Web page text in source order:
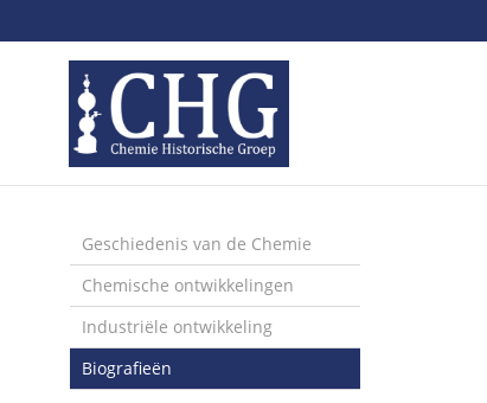
links
Spring
naar
de
inhoud
naar
het
menu
Geschiedenis van de Chemie
Chemische ontwikkelingen
Industriële ontwikkeling
Biografieën